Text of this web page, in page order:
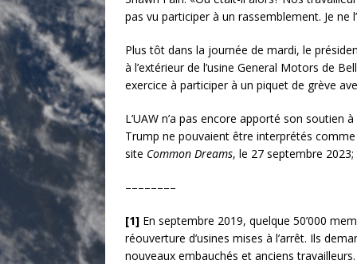
pas vu participer à un rassemblement. Je ne
Plus tôt dans la journée de mardi, le
à l’extérieur de l’usine General Motors de
exercice à participer à un piquet de grève
L’UAW n’a pas encore apporté son
Trump ne pouvaient être interprétés
site Common Dreams, le 27 septembre
––––––––
[1] En septembre 2019, quelque 50’000
réouverture d’usines mises à l’arrêt. Ils
nouveaux embauchés et anciens